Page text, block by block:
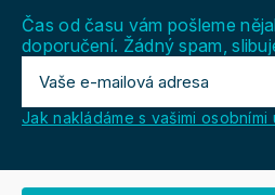
Čas od času vám pošleme
doporučení. Žádný spam,
Jak nakládáme s vašimi osobními